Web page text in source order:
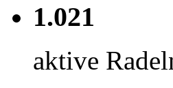
1.021
aktive